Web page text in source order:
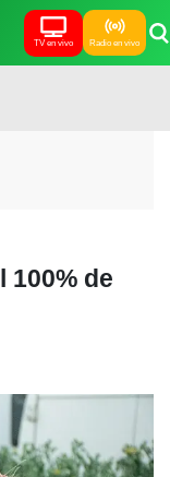
TV en vivo Radio en vivo
100% de